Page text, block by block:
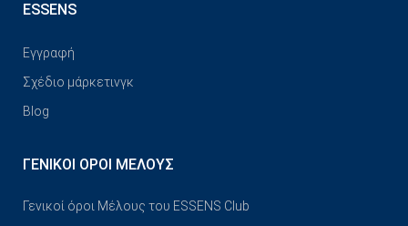
ESSENS
Εγγραφή
Σχέδιο μάρκετινγκ
Blog
ΓΕΝΙΚΟΊ ΌΡΟΙ ΜΈΛΟΥΣ
Γενικοί όροι Μέλους του ESSENS Club